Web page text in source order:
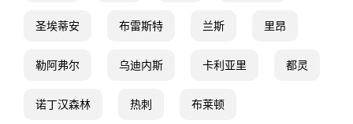
圣埃蒂安 布雷斯特 兰斯 里昂
勒阿弗尔 乌迪内斯 卡利亚里 都灵
诺丁汉森林 热刺 布莱顿